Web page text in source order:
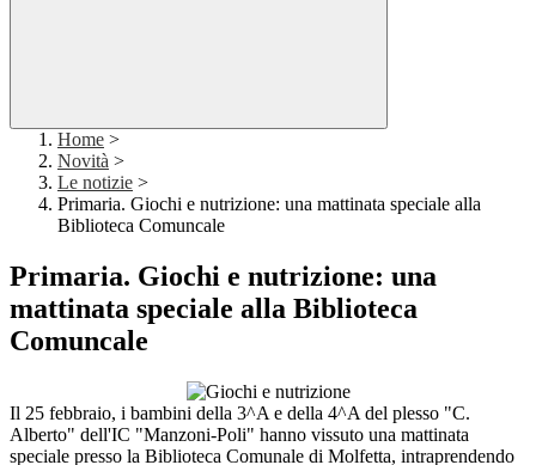
Home >
Novità >
Le notizie >
Primaria. Giochi e nutrizione: una mattinata speciale alla
Biblioteca Comuncale
Primaria. Giochi e nutrizione: una
mattinata speciale alla Biblioteca
Comuncale
Il 25 febbraio, i bambini della 3^A e della 4^A del plesso "C.
Alberto" dell'IC "Manzoni-Poli" hanno vissuto una mattinata
speciale presso la Biblioteca Comunale di Molfetta, intraprendendo